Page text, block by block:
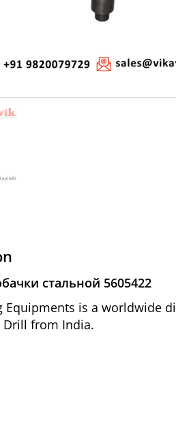
стальной 5605422
Equipments is a worldwide
Drill from India.